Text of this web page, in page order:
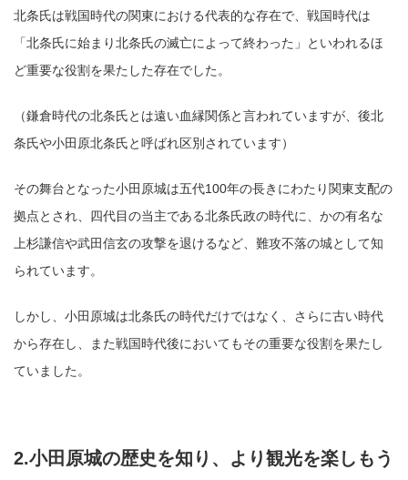
北条氏は戦国時代の関東における代表的な存在で、戦国時代は
「北条氏に始まり北条氏の滅亡によって終わった」といわれるほ
ど重要な役割を果たした存在でした。
（鎌倉時代の北条氏とは遠い血縁関係と言われていますが、後北
条氏や小田原北条氏と呼ばれ区別されています）
その舞台となった小田原城は五代100年の長きにわたり関東支配の
拠点とされ、四代目の当主である北条氏政の時代に、かの有名な
上杉謙信や武田信玄の攻撃を退けるなど、難攻不落の城として知
られています。
しかし、小田原城は北条氏の時代だけではなく、さらに古い時代
から存在し、また戦国時代後においてもその重要な役割を果たし
ていました。
2.小田原城の歴史を知り、より観光を楽しもう